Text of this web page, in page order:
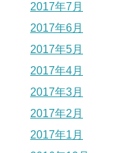
2017年7月
2017年6月
2017年5月
2017年4月
2017年3月
2017年2月
2017年1月